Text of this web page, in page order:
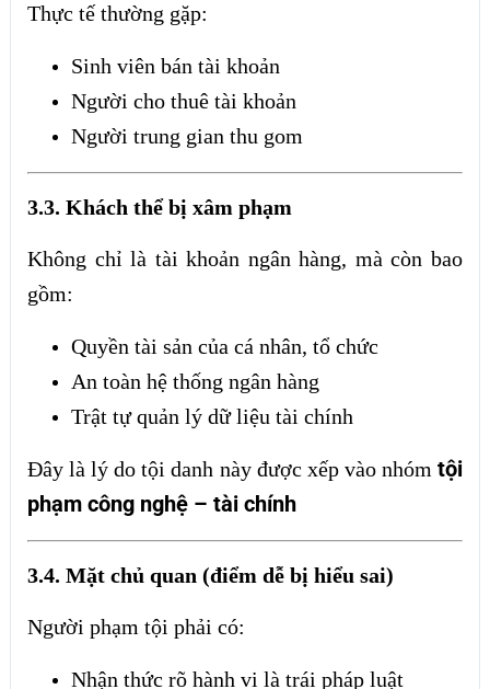
Thực tế thường gặp:
Sinh viên bán tài khoản
Người cho thuê tài khoản
Người trung gian thu gom
3.3. Khách thể bị xâm phạm
Không chỉ là tài khoản ngân hàng, mà còn bao
gồm:
Quyền tài sản của cá nhân, tổ chức
An toàn hệ thống ngân hàng
Trật tự quản lý dữ liệu tài chính
Đây là lý do tội danh này được xếp vào nhómtội
phạm công nghệ – tài chính
3.4. Mặt chủ quan (điểm dễ bị hiểu sai)
Người phạm tội phải có:
Nhận thức rõ hành vi là trái pháp luật